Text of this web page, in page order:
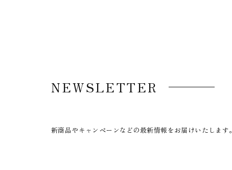
NEWSLETTER
新商品やキャンペーンなどの最新情報をお届けいたします。